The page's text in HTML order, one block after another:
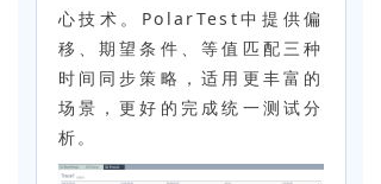
心技术。PolarTest中提供偏
移、期望条件、等值匹配三种
时间同步策略，适用更丰富的
场景，更好的完成统一测试分
析。